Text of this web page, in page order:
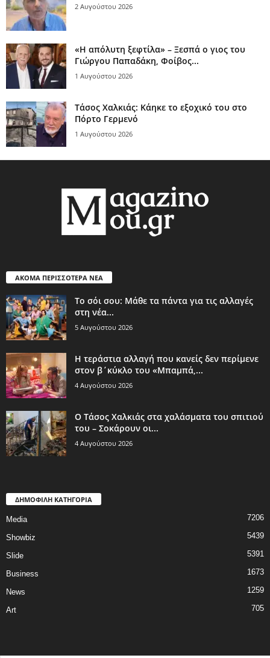
2 Αυγούστου 2026
«Η απόλυτη ξεφτίλα» – Ξεσπά ο γιος του
Γιώργου Παπαδάκη, Φοίβος...
1 Αυγούστου 2026
Τάσος Χαλκιάς: Κάηκε το εξοχικό του στο
Πόρτο Γερμενό
1 Αυγούστου 2026
ΑΚΟΜΑ ΠΕΡΙΣΣΟΤΕΡΑ ΝΕΑ
Το σόι σου: Μάθε τα πάντα για τις αλλαγές
στη νέα...
5 Αυγούστου 2026
Η τεράστια αλλαγή που κανείς δεν περίμενε
στον β΄κύκλο του «Μπαμπά,...
4 Αυγούστου 2026
Ο Τάσος Χαλκιάς στα χαλάσματα του σπιτιού
του – Σοκάρουν οι...
4 Αυγούστου 2026
ΔΗΜΟΦΙΛΗ ΚΑΤΗΓΟΡΙΑ
Media 7206
Showbiz 5439
Slide 5391
Business 1673
News 1259
Art 705